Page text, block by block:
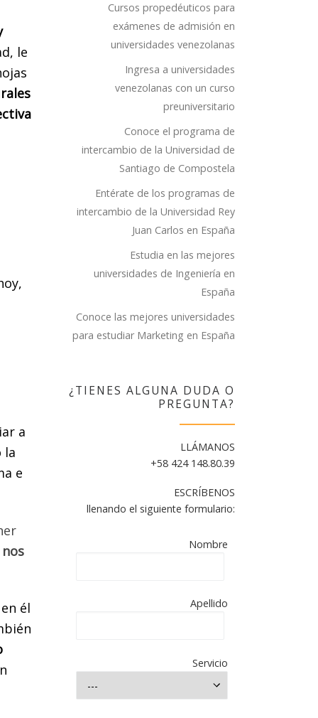
, le
a
la
e
él
Cursos propedéuticos para
exámenes de admisión en
universidades venezolanas
Ingresa a universidades
venezolanas con un curso
preuniversitario
Conoce el programa de
intercambio de la Universidad de
Santiago de Compostela
Entérate de los programas de
intercambio de la Universidad Rey
Juan Carlos en España
Estudia en las mejores
universidades de Ingeniería en
España
Conoce las mejores universidades
para estudiar Marketing en España
¿TIENES ALGUNA DUDA O
PREGUNTA?
LLÁMANOS
+58 424 148.80.39
ESCRÍBENOS
llenando el siguiente formulario:
Nombre
Apellido
Servicio